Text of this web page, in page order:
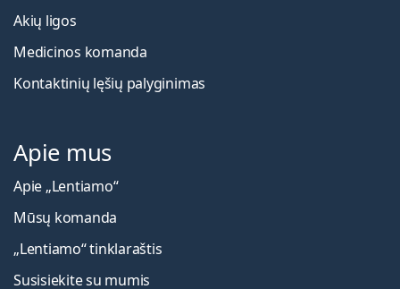
Akių ligos
Medicinos komanda
Kontaktinių lęšių palyginimas
Apie mus
Apie „Lentiamo“
Mūsų komanda
„Lentiamo“ tinklaraštis
Susisiekite su mumis